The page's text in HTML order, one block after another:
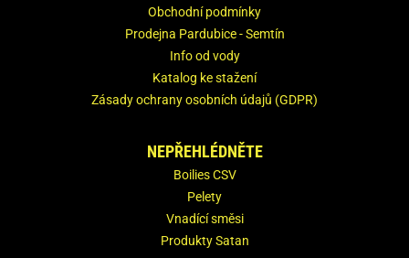
Obchodní podmínky
Prodejna Pardubice - Semtín
Info od vody
Katalog ke stažení
Zásady ochrany osobních údajů (GDPR)
NEPŘEHLÉDNĚTE
Boilies CSV
Pelety
Vnadící směsi
Produkty Satan